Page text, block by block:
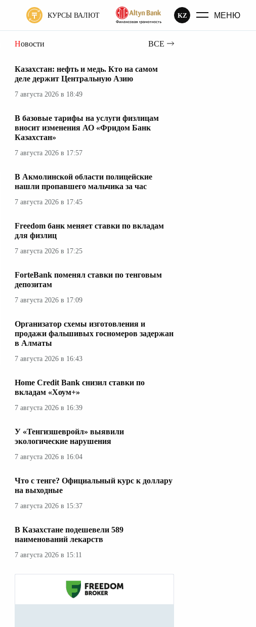
КУРСЫ ВАЛЮТ KZ МЕНЮ
Новости ВСЕ
Казахстан: нефть и медь. Кто на самом
деле держит Центральную Азию
7 августа 2026 в 18:49
В базовые тарифы на услуги физлицам
вносит изменения АО «Фридом Банк
Казахстан»
7 августа 2026 в 17:57
В Акмолинской области полицейские
нашли пропавшего мальчика за час
7 августа 2026 в 17:45
Freedom банк меняет ставки по вкладам
для физлиц
7 августа 2026 в 17:25
ForteBank поменял ставки по тенговым
депозитам
7 августа 2026 в 17:09
Организатор схемы изготовления и
продажи фальшивых госномеров задержан
в Алматы
7 августа 2026 в 16:43
Home Credit Bank снизил ставки по
вкладам «Хоум+»
7 августа 2026 в 16:39
У «Тенгизшевройл» выявили
экологические нарушения
7 августа 2026 в 16:04
Что с тенге? Официальный курс к доллару
на выходные
7 августа 2026 в 15:37
В Казахстане подешевели 589
наименований лекарств
7 августа 2026 в 15:11